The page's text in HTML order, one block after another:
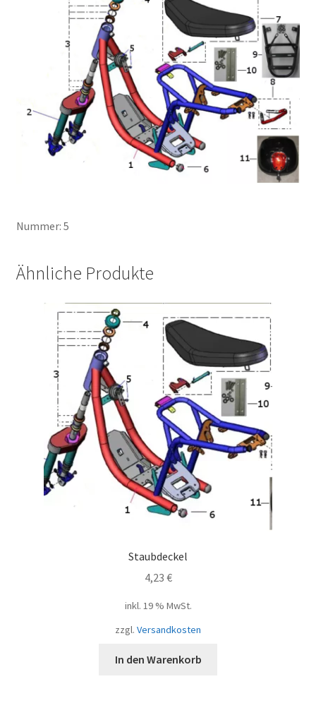
Nummer: 5
Ähnliche Produkte
Staubdeckel
4,23 €
inkl. 19 % MwSt.
zzgl. Versandkosten
In den Warenkorb